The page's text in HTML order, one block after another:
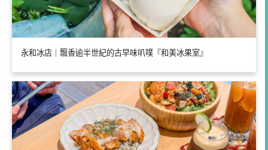
永和冰店｜飄香逾半世紀的古早味叭噗『和美冰果室』